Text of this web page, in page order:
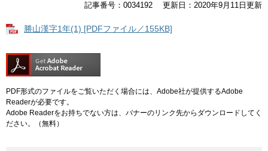
記事番号：0034192 更新日：2020年9月11日更新
勝山漢字1年(1) [PDFファイル／155KB]
PDF形式のファイルをご覧いただく場合には、Adobe社が提供するAdobe
Readerが必要です。
Adobe Readerをお持ちでない方は、バナーのリンク先からダウンロードしてく
ださい。（無料）